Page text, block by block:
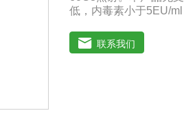
低，内毒素小于5EU/
100ml/瓶、250ml/瓶
1、解冻：采用逐步解
联系我们